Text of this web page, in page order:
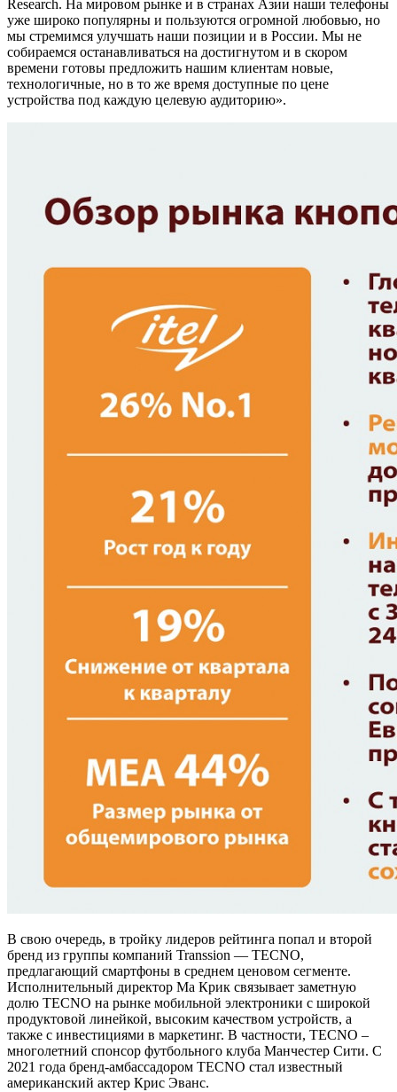
Research. На мировом рынке и в странах Азии наши телефоны
уже широко популярны и пользуются огромной любовью, но
мы стремимся улучшать наши позиции и в России. Мы не
собираемся останавливаться на достигнутом и в скором
времени готовы предложить нашим клиентам новые,
технологичные, но в то же время доступные по цене
устройства под каждую целевую аудиторию».
В свою очередь, в тройку лидеров рейтинга попал и второй
бренд из группы компаний Transsion — TECNO,
предлагающий смартфоны в среднем ценовом сегменте.
Исполнительный директор Ма Крик связывает заметную
долю TECNO на рынке мобильной электроники с широкой
продуктовой линейкой, высоким качеством устройств, а
также с инвестициями в маркетинг. В частности, TECNO –
многолетний спонсор футбольного клуба Манчестер Сити. С
2021 года бренд-амбассадором TECNO стал известный
американский актер Крис Эванс.